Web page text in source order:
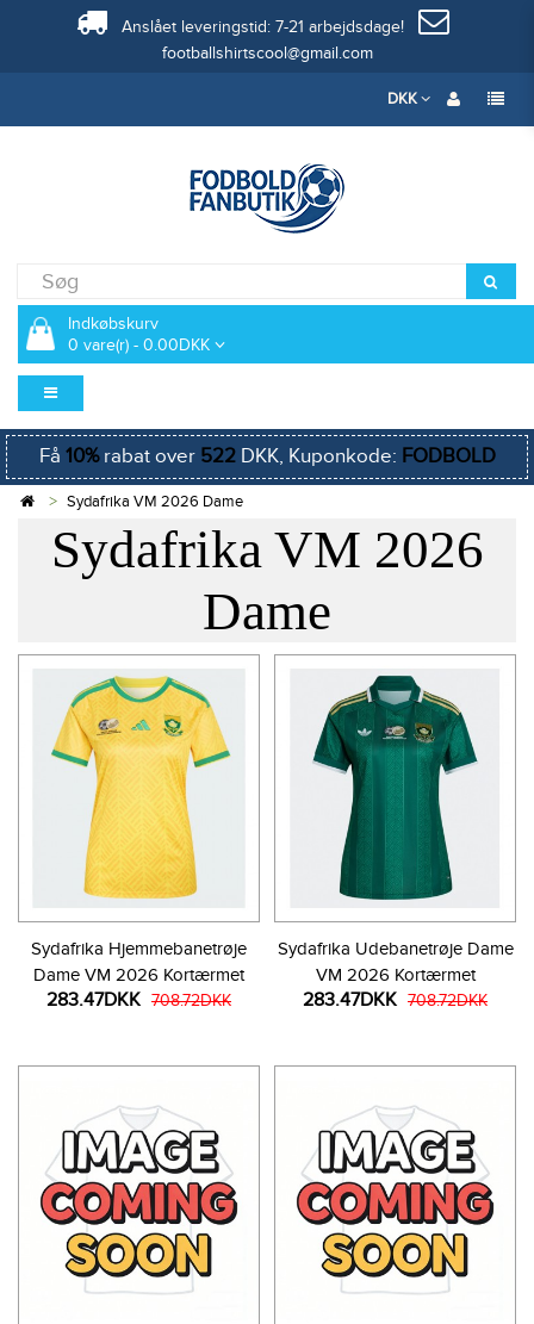
Anslået leveringstid: 7-21 arbejdsdage!
footballshirtscool@gmail.com
DKK
Indkøbskurv
0 vare(r) - 0.00DKK
Få 10%rabat over 522DKK, Kuponkode: FODBOLD
Sydafrika VM 2026 Dame
Sydafrika VM 2026
Dame
Sydafrika Hjemmebanetrøje
Dame VM 2026 Kortærmet
283.47DKK 708.72DKK
Sydafrika Udebanetrøje Dame
VM 2026 Kortærmet
283.47DKK 708.72DKK